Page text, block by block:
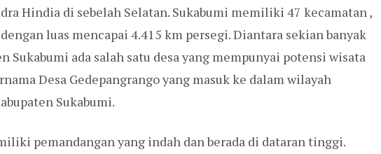
Hindia di sebelah Selatan. Sukabumi memiliki 47 kecamatan ,
luas mencapai 4.415 km persegi. Diantara sekian banyak
Sukabumi ada salah satu desa yang mempunyai potensi wisata
Desa Gedepangrango yang masuk ke dalam wilayah
Sukabumi.
pemandangan yang indah dan berada di dataran tinggi.